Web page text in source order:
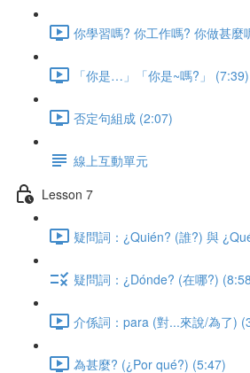
你學習嗎? 你工作嗎? 你做甚麼
「你是…」「你是~嗎?」 (7:39)
否定句組成 (2:07)
線上互動單元
Lesson 7
疑問詞：¿Quién? (誰?) 與
疑問詞：¿Dónde? (在哪?)
介係詞：para (對...來說/為了)
為甚麼? (¿Por qué?) (5:47)